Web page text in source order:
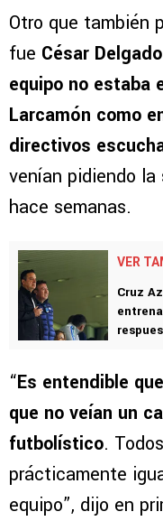
Otro que también
fue César Delgado
equipo no estaba
Larcamón como
directivos
venían pidiendo
hace semanas.
VER
Cruz
“Es entendible
que no veían un
futbolístico.
prácticamente
equipo”, dijo en